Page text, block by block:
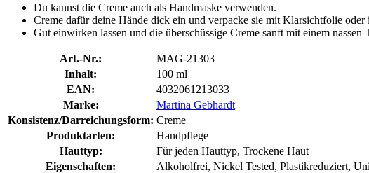
Du kannst die Creme auch als Handmaske verwenden.
Creme dafür deine Hände dick ein und verpacke sie mit Klarsichtfolie
Gut einwirken lassen und die überschüssige Creme sanft mit einem nassen
Art.-Nr.:
MAG-21303
Inhalt:
100 ml
EAN:
4032061213033
Marke:
Martina Gebhardt
Konsistenz/Darreichungsform: Creme
Produktarten:
Handpflege
Hauttyp:
Für jeden Hauttyp, Trockene Haut
Eigenschaften:
Alkoholfrei, Nickel Tested, Plastikreduziert,